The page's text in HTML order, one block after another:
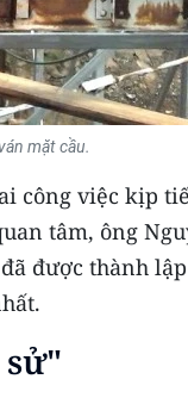
mặt cầu.
công việc kịp
tâm, ông
được thành
sử"